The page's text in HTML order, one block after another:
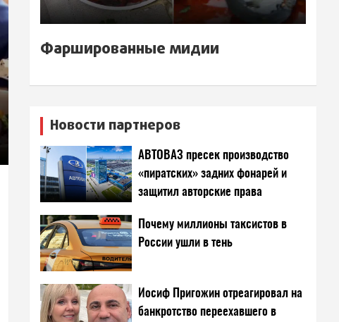
Фаршированные мидии
Новости партнеров
АВТОВАЗ пресек производство
«пиратских» задних фонарей и
защитил авторские права
Почему миллионы таксистов в
России ушли в тень
Иосиф Пригожин отреагировал на
банкротство переехавшего в